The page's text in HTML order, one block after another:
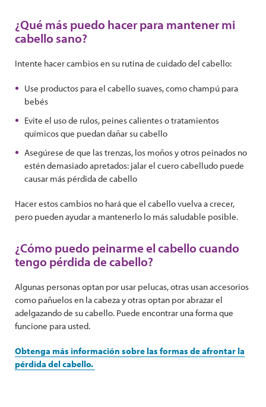
¿Qué más puedo hacer para mantener mi
cabello sano?
Intente hacer cambios en su rutina de cuidado del cabello:
Use productos para el cabello suaves, como champú para
bebés
Evite el uso de rulos, peines calientes o tratamientos
químicos que puedan dañar su cabello
Asegúrese de que las trenzas, los moños y otros peinados no
estén demasiado apretados: jalar el cuero cabelludo puede
causar más pérdida de cabello
Hacer estos cambios no hará que el cabello vuelva a crecer,
pero pueden ayudar a mantenerlo lo más saludable posible.
¿Cómo puedo peinarme el cabello cuando
tengo pérdida de cabello?
Algunas personas optan por usar pelucas, otras usan accesorios
como pañuelos en la cabeza y otras optan por abrazar el
adelgazando de su cabello. Puede encontrar una forma que
funcione para usted.
Obtenga más información sobre las formas de afrontar la
pérdida del cabello.